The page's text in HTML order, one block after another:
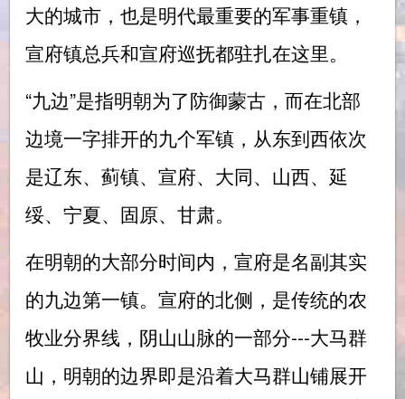
大的城市，也是明代最重要的军事重镇，
宣府镇总兵和宣府巡抚都驻扎在这里。
“九边”是指明朝为了防御蒙古，而在北部
边境一字排开的九个军镇，从东到西依次
是辽东、蓟镇、宣府、大同、山西、延
绥、宁夏、固原、甘肃。
在明朝的大部分时间内，宣府是名副其实
的九边第一镇。宣府的北侧，是传统的农
牧业分界线，阴山山脉的一部分---大马群
山，明朝的边界即是沿着大马群山铺展开